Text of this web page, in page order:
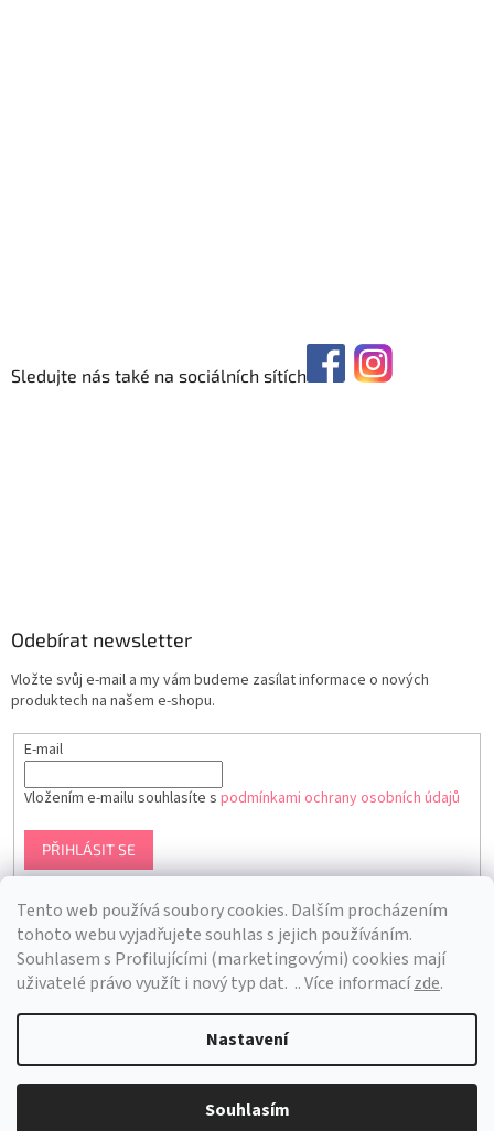
Tento web používá soubory cookies. Dalším procházením
tohoto webu vyjadřujete souhlas s jejich používáním.
Souhlasem s Profilujícími (marketingovými) cookies mají
uživatelé právo využít i nový typ dat. .. Více informacízde.
Nastavení
Souhlasím
Sledujte nás také na sociálních sítích
Odebírat newsletter
Vložte svůj e-mail a my vám budeme zasílat informace o nových
produktech na našem e-shopu.
E-mail
Vložením e-mailu souhlasíte s podmínkami ochrany osobních údajů
PŘIHLÁSIT SE
Vytvořil Shoptet
Bra Hunting. Všechna práva vyhrazena.